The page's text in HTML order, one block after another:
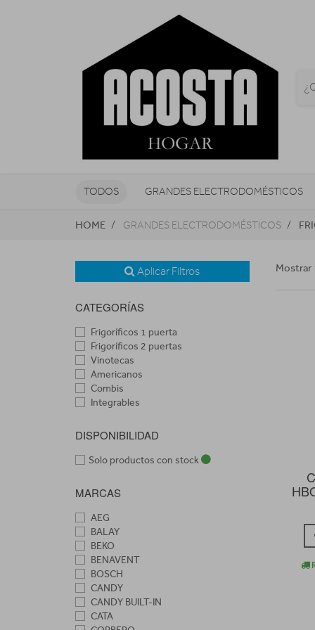
TODOS GRANDES ELECTRODOMÉSTICOS
TELEVISORES Y REPRODUCTORES
NAVEGADORES GPS
HOME GRANDES ELECTRODOMÉSTICOS
Aplicar Filtros
CATEGORÍAS
Frigoríficos 1 puerta
Frigoríficos 2 puertas
Vinotecas
Americanos
Combis
Integrables
DISPONIBILIDAD
Solo productos con stock
MARCAS
AEG
BALAY
BEKO
BENAVENT
BOSCH
CANDY
CANDY BUILT-IN
CATA
Mostrar